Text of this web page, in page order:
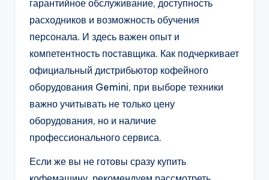
гарантийное обслуживание, доступность
расходников и возможность обучения
персонала. И здесь важен опыт и
компетентность поставщика. Как подчеркивает
официальный дистрибьютор кофейного
оборудования Gemini, при выборе техники
важно учитывать не только цену
оборудования, но и наличие
профессионального сервиса.
Если же вы не готовы сразу купить